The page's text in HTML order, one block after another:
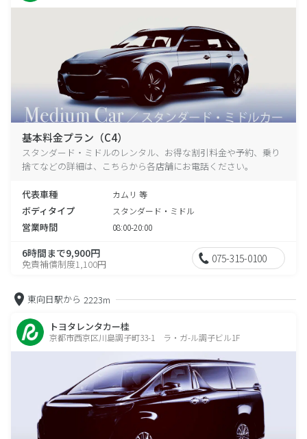
基本料金プラン（C4）
スタンダード・ミドルのレンタル、お得な割引料金や予約、乗り
捨てなどの詳細は、こちらから各店舗にお電話ください。
代表車種 カムリ 等
ボディタイプ スタンダード・ミドル
営業時間 08:00-20:00
6時間まで9,900円
免責補償制度1,100円 075-315-0100
東向日駅から 2223m
トヨタレンタカー桂
京都市西京区川島調子町33-1 ラ・ガ-ル調子ビル1F